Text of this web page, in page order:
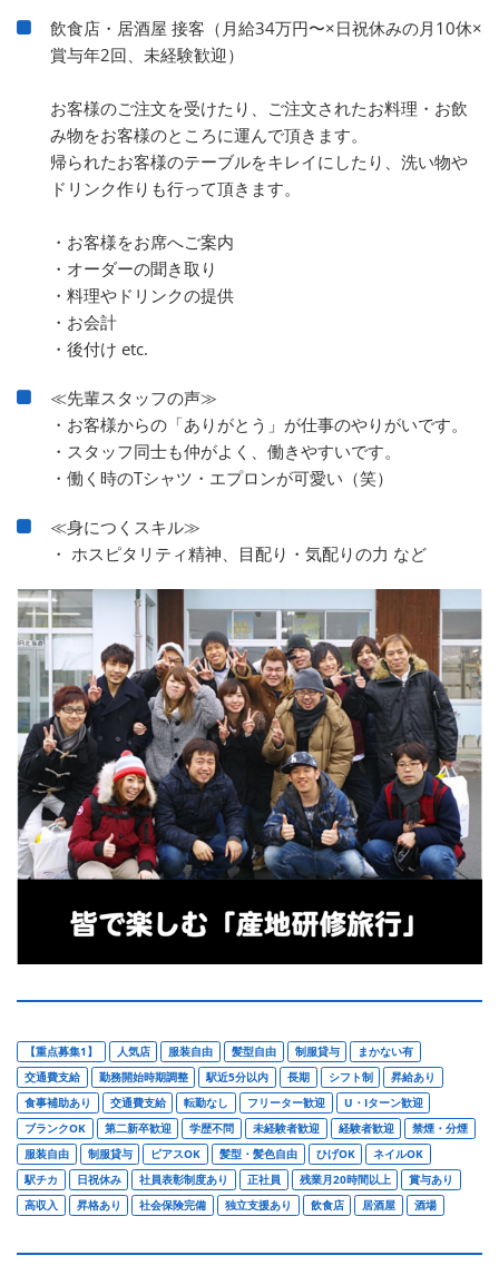
飲食店・居酒屋 接客（月給34万円〜×日祝休みの月10休×
賞与年2回、未経験歓迎）
お客様のご注文を受けたり、ご注文されたお料理・お飲
み物をお客様のところに運んで頂きます。
帰られたお客様のテーブルをキレイにしたり、洗い物や
ドリンク作りも行って頂きます。
・お客様をお席へご案内
・オーダーの聞き取り
・料理やドリンクの提供
・お会計
・後付け etc.
≪先輩スタッフの声≫
・お客様からの「ありがとう」が仕事のやりがいです。
・スタッフ同士も仲がよく、働きやすいです。
・働く時のTシャツ・エプロンが可愛い（笑）
≪身につくスキル≫
・ ホスピタリティ精神、目配り・気配りの力 など
【重点募集1】 人気店 服装自由 髪型自由 制服貸与
まかない有
交通費支給
勤務開始時期調整 駅近5分以内 長期 シフト制
昇給あり
食事補助あり
交通費支給 転勤なし フリーター歓迎
U・Iターン歓迎
ブランクOK
第二新卒歓迎 学歴不問 未経験者歓迎 経験者歓迎
禁煙・分煙
服装自由
制服貸与 ピアスOK 髪型・髪色自由 ひげOK
ネイルOK
駅チカ
日祝休み 社員表彰制度あり 正社員 残業月20時間以上
賞与あり
高収入
昇格あり 社会保険完備 独立支援あり 飲食店 居酒屋 酒場